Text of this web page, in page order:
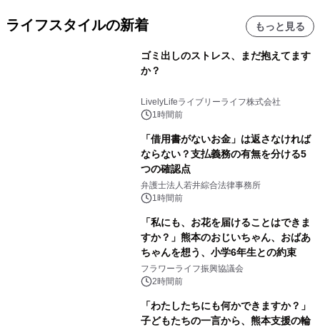
ライフスタイルの新着 もっと見る
ゴミ出しのストレス、まだ抱えてます
か？
LivelyLifeライブリーライフ株式会社
1時間前
「借用書がないお金」は返さなければ
ならない？支払義務の有無を分ける5
つの確認点
弁護士法人若井綜合法律事務所
1時間前
「私にも、お花を届けることはできま
すか？」熊本のおじいちゃん、おばあ
ちゃんを想う、小学6年生との約束
フラワーライフ振興協議会
2時間前
「わたしたちにも何かできますか？」
子どもたちの一言から、熊本支援の輪